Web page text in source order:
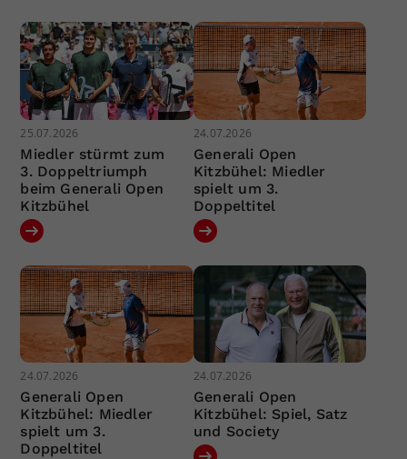
25.07.2026
Miedler stürmt zum
3. Doppeltriumph
beim Generali Open
Kitzbühel
24.07.2026
Generali Open
Kitzbühel: Miedler
spielt um 3.
Doppeltitel
24.07.2026
Generali Open
Kitzbühel: Miedler
spielt um 3.
Doppeltitel
24.07.2026
Generali Open
Kitzbühel: Spiel, Satz
und Society